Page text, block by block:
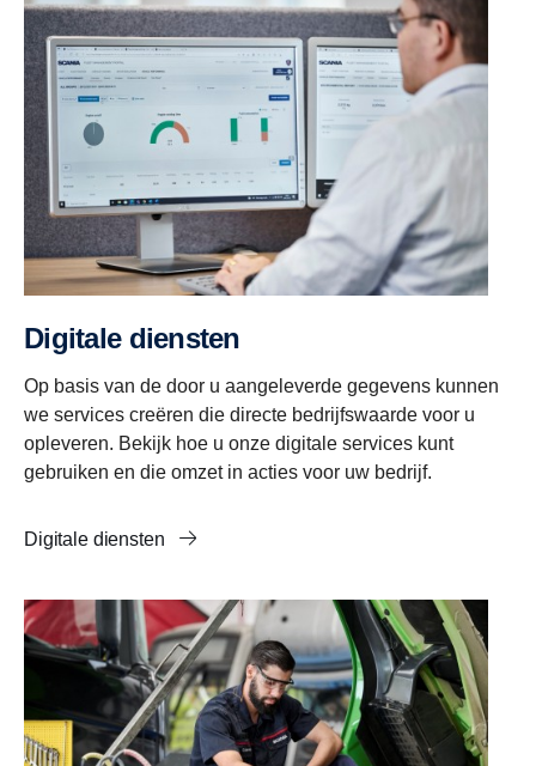
Digitale diensten
Op basis van de door u aangeleverde gegevens kunnen
we services creëren die directe bedrijfswaarde voor u
opleveren. Bekijk hoe u onze digitale services kunt
gebruiken en die omzet in acties voor uw bedrijf.
Digitale diensten